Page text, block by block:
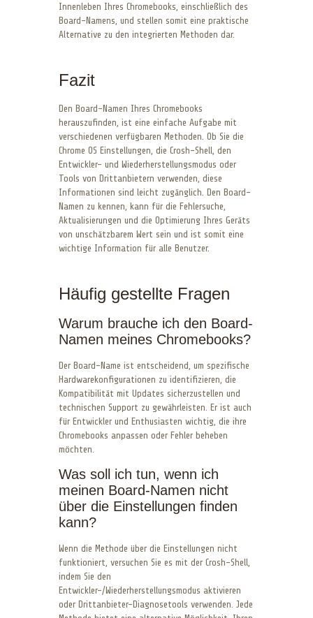
Innenleben Ihres Chromebooks, einschließlich des
Board-Namens, und stellen somit eine praktische
Alternative zu den integrierten Methoden dar.
Fazit
Den Board-Namen Ihres Chromebooks
herauszufinden, ist eine einfache Aufgabe mit
verschiedenen verfügbaren Methoden. Ob Sie die
Chrome OS Einstellungen, die Crosh-Shell, den
Entwickler- und Wiederherstellungsmodus oder
Tools von Drittanbietern verwenden, diese
Informationen sind leicht zugänglich. Den Board-
Namen zu kennen, kann für die Fehlersuche,
Aktualisierungen und die Optimierung Ihres Geräts
von unschätzbarem Wert sein und ist somit eine
wichtige Information für alle Benutzer.
Häufig gestellte Fragen
Warum brauche ich den Board-
Namen meines Chromebooks?
Der Board-Name ist entscheidend, um spezifische
Hardwarekonfigurationen zu identifizieren, die
Kompatibilität mit Updates sicherzustellen und
technischen Support zu gewährleisten. Er ist auch
für Entwickler und Enthusiasten wichtig, die ihre
Chromebooks anpassen oder Fehler beheben
möchten.
Was soll ich tun, wenn ich
meinen Board-Namen nicht
über die Einstellungen finden
kann?
Wenn die Methode über die Einstellungen nicht
funktioniert, versuchen Sie es mit der Crosh-Shell,
indem Sie den
Entwickler-/Wiederherstellungsmodus aktivieren
oder Drittanbieter-Diagnosetools verwenden. Jede